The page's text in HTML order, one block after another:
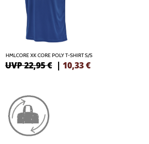
HMLCORE XK CORE POLY T-SHIRT S/S
UVP 22,95 € |10,33€